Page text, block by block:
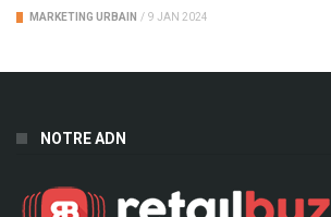
MARKETING URBAIN / 9 JAN 2024
NOTRE ADN